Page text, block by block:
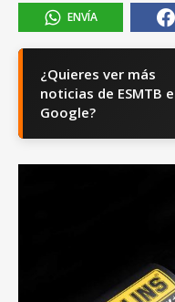
ENVÍA
¿Quieres ver más
noticias de ESMTB
Google?